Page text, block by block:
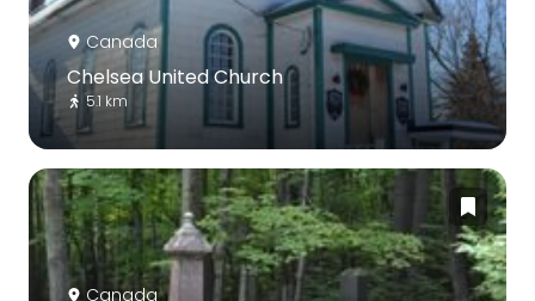
Canada
Chelsea United Church
5.1 km
Canada